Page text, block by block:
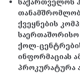
ქვეყნების
ქოლ-
ინფორმაციას
პროკურატურა